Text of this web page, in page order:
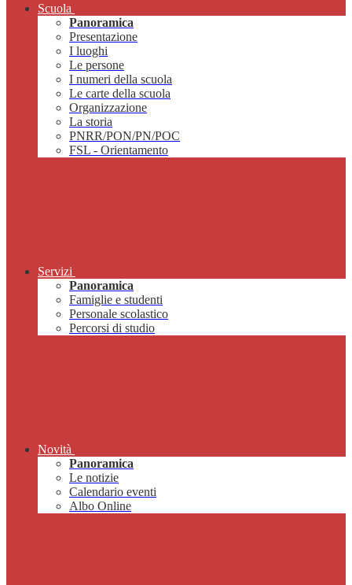
Scuola
Panoramica
Presentazione
I luoghi
Le persone
I numeri della scuola
Le carte della scuola
Organizzazione
La storia
PNRR/PON/PN/POC
FSL - Orientamento
Servizi
Panoramica
Famiglie e studenti
Personale scolastico
Percorsi di studio
Novità
Panoramica
Le notizie
Calendario eventi
Albo Online